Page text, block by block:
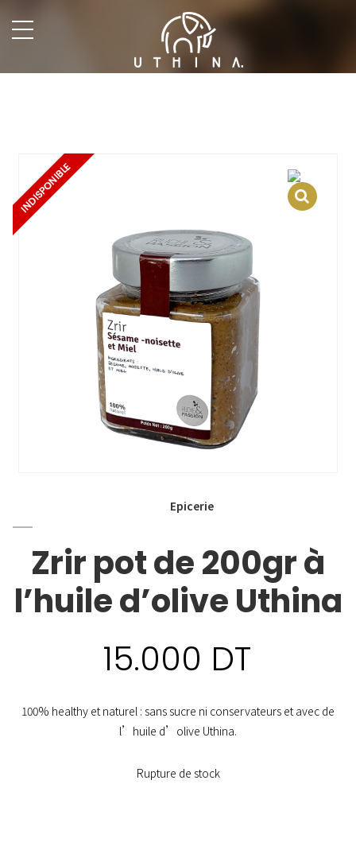
undefined
Epicerie
Zrir pot de 200gr à
l’huile d’olive Uthina
15.000 DT
100% healthy et naturel : sans sucre ni conservateurs et avec de
l’huile d’olive Uthina.
Rupture de stock